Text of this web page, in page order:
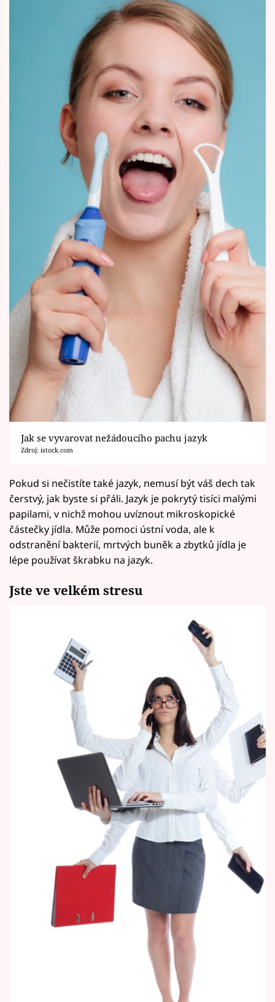
Jak se vyvarovat nežádoucího pachu jazyk
Zdroj: istock.com
Pokud si nečistíte také jazyk, nemusí být váš dech tak
čerstvý, jak byste si přáli. Jazyk je pokrytý tisíci malými
papilami, v nichž mohou uvíznout mikroskopické
částečky jídla. Může pomoci ústní voda, ale k
odstranění bakterií, mrtvých buněk a zbytků jídla je
lépe používat škrabku na jazyk.
Jste ve velkém stresu